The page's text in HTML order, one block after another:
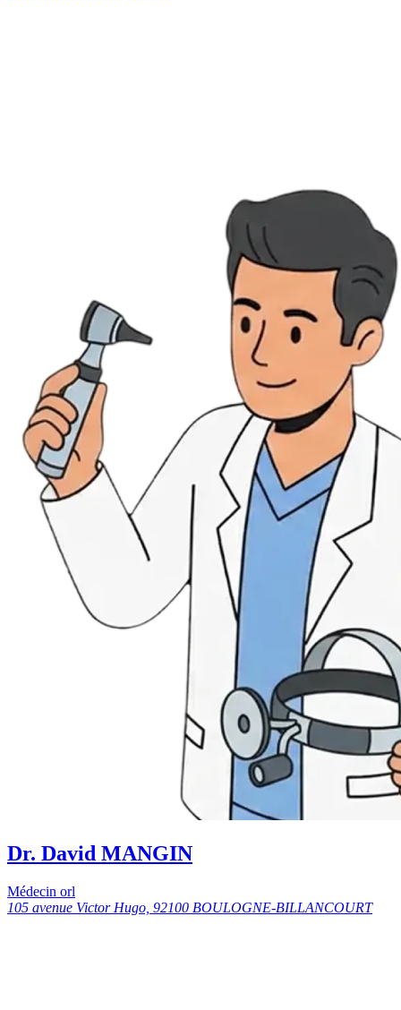
Dr. David MANGIN
Médecin orl
105 avenue Victor Hugo, 92100 BOULOGNE-BILLANCOURT